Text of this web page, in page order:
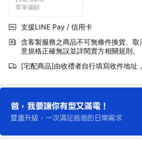
單筆滿額
支援LINE Pay / 信用卡
含客製服務之商品不可無條件換貨、
意規格正確無誤並詳閱賣方相關規則。
[宅配商品]由收禮者自行填寫收件地址